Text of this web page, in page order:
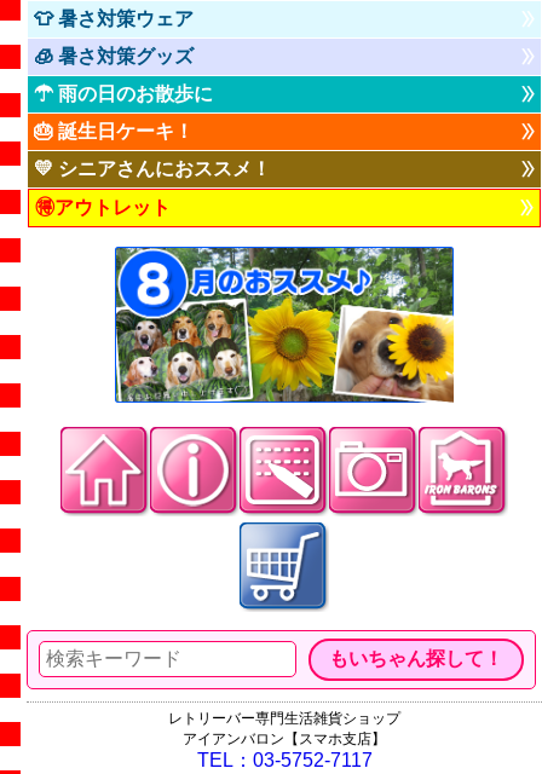
👕 暑さ対策ウェア
🧊 暑さ対策グッズ
☂ 雨の日のお散歩に
🎂 誕生日ケーキ！
💛 シニアさんにおススメ！
🉐アウトレット
レトリーバー専門生活雑貨ショップ
アイアンバロン【スマホ支店】
TEL：03-5752-7117